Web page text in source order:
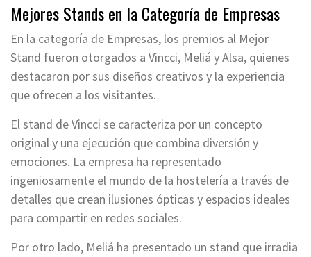
Mejores Stands en la Categoría de Empresas
En la categoría de Empresas, los premios al Mejor
Stand fueron otorgados a Vincci, Meliá y Alsa, quienes
destacaron por sus diseños creativos y la experiencia
que ofrecen a los visitantes.
El stand de Vincci se caracteriza por un concepto
original y una ejecución que combina diversión y
emociones. La empresa ha representado
ingeniosamente el mundo de la hostelería a través de
detalles que crean ilusiones ópticas y espacios ideales
para compartir en redes sociales.
Por otro lado, Meliá ha presentado un stand que irradia